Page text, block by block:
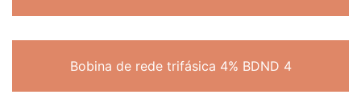
Bobina de rede trifásica 4% BDND 4